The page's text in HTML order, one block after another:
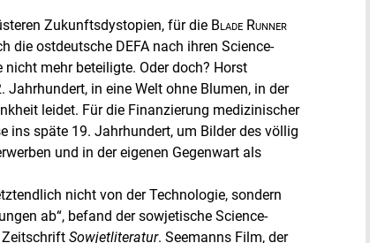
Zukunftsdystopien, für die Blade Runner
die ostdeutsche DEFA nach ihren Science-
mehr beteiligte. Oder doch? Horst
Jahrhundert, in eine Welt ohne Blumen, in der
leidet. Für die Finanzierung medizinischer
ins späte 19. Jahrhundert, um Bilder des völlig
und in der eigenen Gegenwart als
nicht von der Technologie, sondern
ab“, befand der sowjetische Science-
Zeitschrift Sowjetliteratur. Seemanns Film, der